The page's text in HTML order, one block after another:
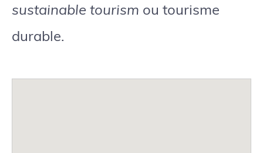
sustainable tourism ou tourisme
durable.